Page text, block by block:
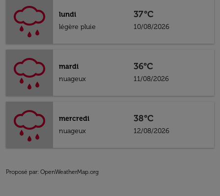
lundi
légère pluie
37°C
10/08/2026
mardi
nuageux
36°C
11/08/2026
mercredi
nuageux
38°C
12/08/2026
Proposé par: OpenWeatherMap.org